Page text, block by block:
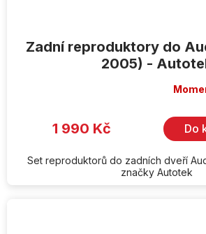
Zadní reproduktory do
2005) -
1 990 Kč Do
Set reproduktorů do zadních dveří
značky Autotek